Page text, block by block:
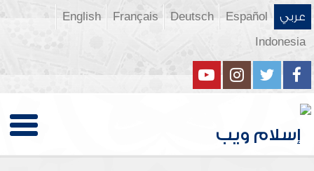
عربي Español
Deutsch
Français
English
Indonesia